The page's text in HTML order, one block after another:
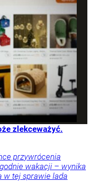
zlekceważyć.
przywrócenia
wakacji – wynika
w tej sprawie lada